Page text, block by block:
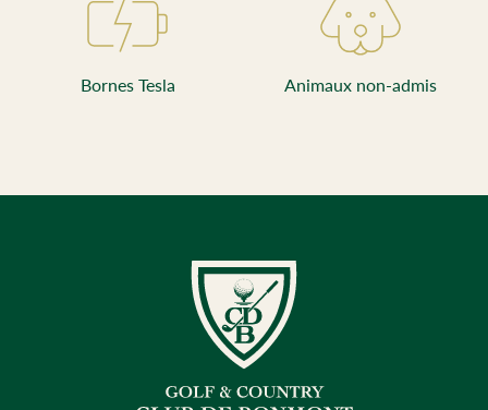
Bornes Tesla Animaux non-admis